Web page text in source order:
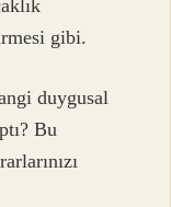
gibi.
duygusal
Bu